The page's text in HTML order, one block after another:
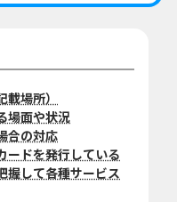
場所）
場面や状況
合の対応
ードを発行している
握して各種サービス